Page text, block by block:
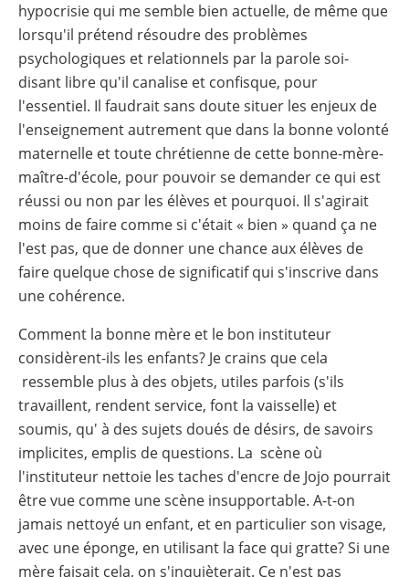
hypocrisie qui me semble bien actuelle, de même que
lorsqu'il prétend résoudre des problèmes
psychologiques et relationnels par la parole soi-
disant libre qu'il canalise et confisque, pour
l'essentiel. Il faudrait sans doute situer les enjeux de
l'enseignement autrement que dans la bonne volonté
maternelle et toute chrétienne de cette bonne-mère-
maître-d'école, pour pouvoir se demander ce qui est
réussi ou non par les élèves et pourquoi. Il s'agirait
moins de faire comme si c'était « bien » quand ça ne
l'est pas, que de donner une chance aux élèves de
faire quelque chose de significatif qui s'inscrive dans
une cohérence.
Comment la bonne mère et le bon instituteur
considèrent-ils les enfants? Je crains que cela
ressemble plus à des objets, utiles parfois (s'ils
travaillent, rendent service, font la vaisselle) et
soumis, qu' à des sujets doués de désirs, de savoirs
implicites, emplis de questions. La scène où
l'instituteur nettoie les taches d'encre de Jojo pourrait
être vue comme une scène insupportable. A-t-on
jamais nettoyé un enfant, et en particulier son visage,
avec une éponge, en utilisant la face qui gratte? Si une
mère faisait cela, on s'inquièterait. Ce n'est pas